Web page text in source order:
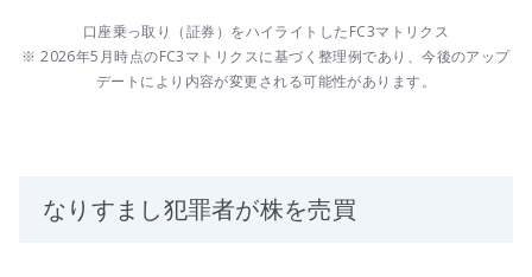
口座乗っ取り（証券）をハイライトしたFC3マトリクス
※ 2026年5月時点のFC3マトリクスに基づく整理例であり、今後のアップ
デートにより内容が変更される可能性があります。
なりすまし犯罪者が株を売買